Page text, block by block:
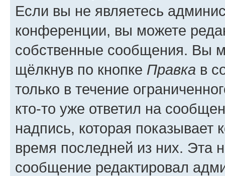
Если вы не являетесь
конференции, вы можете
собственные сообщения. Вы
щёлкнув по кнопке Правка в
только в течение
кто-то уже ответил на
надпись, которая показывает
время последней из них. Эта
сообщение редактировал